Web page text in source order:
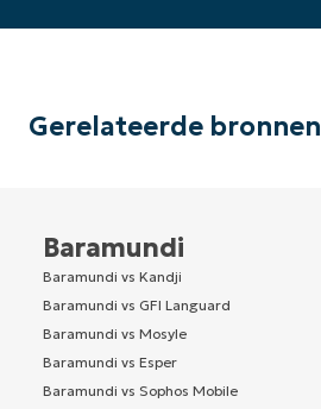
Gerelateerde bronnen
Baramundi
Baramundi vs Kandji
Baramundi vs GFI Languard
Baramundi vs Mosyle
Baramundi vs Esper
Baramundi vs Sophos Mobile